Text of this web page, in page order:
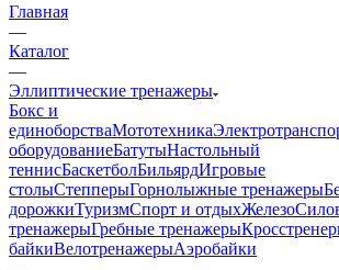
Главная
—
Каталог
—
Эллиптические тренажеры
Бокс и
единоборстваМототехника
оборудованиеБатутыНастольный
теннисБаскетболБильярдИгровые
столыСтепперыГорнолыжные тренажеры
дорожкиТуризмСпорт и отдыхЖелезо
тренажерыГребные тренажеры
байкиВелотренажерыАэробайки